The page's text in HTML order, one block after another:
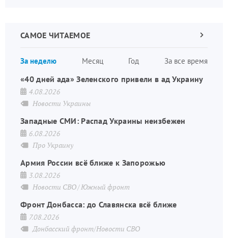
САМОЕ ЧИТАЕМОЕ
За неделю Месяц Год За все время
Следующая
«40 дней ада» Зеленского привели в ад Украину
4.08.2026
Новости Украины
Западные СМИ: Распад Украины неизбежен
6.08.2026
Про Украину
Армия России всё ближе к Запорожью
3.08.2026
Новости СВО Южный фронт
Фронт Донбасса: до Славянска всё ближе
7.08.2026
Донбасский фронт/Новости СВО